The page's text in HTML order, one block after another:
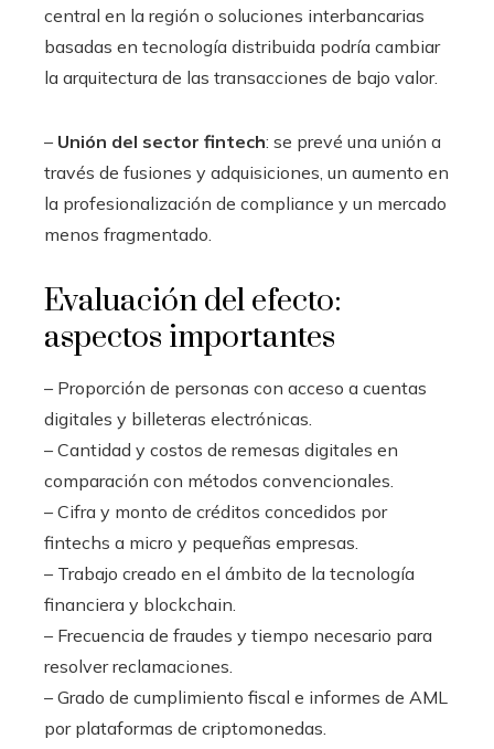
central en la región o soluciones interbancarias
basadas en tecnología distribuida podría cambiar
la arquitectura de las transacciones de bajo valor.
– Unión del sector fintech: se prevé una unión a
través de fusiones y adquisiciones, un aumento en
la profesionalización de compliance y un mercado
menos fragmentado.
Evaluación del efecto:
aspectos importantes
– Proporción de personas con acceso a cuentas
digitales y billeteras electrónicas.
– Cantidad y costos de remesas digitales en
comparación con métodos convencionales.
– Cifra y monto de créditos concedidos por
fintechs a micro y pequeñas empresas.
– Trabajo creado en el ámbito de la tecnología
financiera y blockchain.
– Frecuencia de fraudes y tiempo necesario para
resolver reclamaciones.
– Grado de cumplimiento fiscal e informes de AML
por plataformas de criptomonedas.